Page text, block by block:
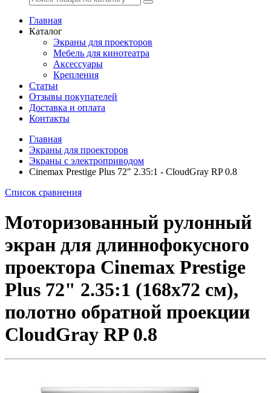
Главная
Каталог
Экраны для проекторов
Mебель для кинотеатра
Аксессуары
Крепления
Статьи
Отзывы покупателей
Доставка и оплата
Контакты
Главная
Экраны для проекторов
Экраны с электроприводом
Cinemax Prestige Plus 72" 2.35:1 - CloudGray RP 0.8
Список сравнения
Моторизованный рулонный
экран для длиннофокусного
проектора Cinemax Prestige
Plus 72" 2.35:1 (168x72 см),
полотно обратной проекции
CloudGray RP 0.8